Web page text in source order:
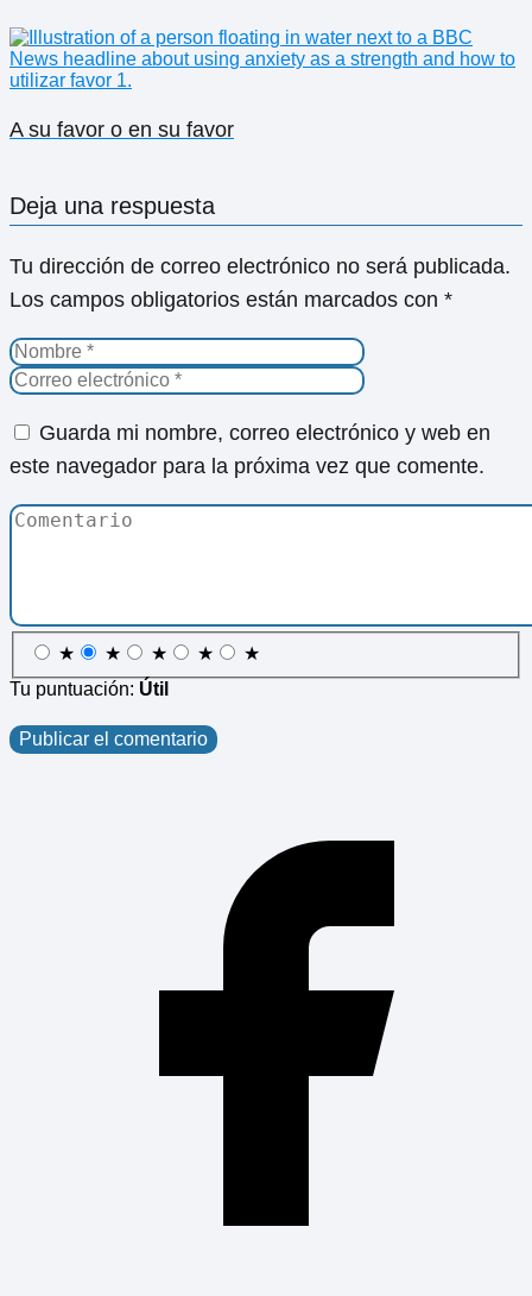
A su favor o en su favor
Deja una respuesta
Tu dirección de correo electrónico no será publicada.
Los campos obligatorios están marcados con *
Guarda mi nombre, correo electrónico y web en
este navegador para la próxima vez que comente.
★ ★ ★ ★
★
Tu puntuación: Útil